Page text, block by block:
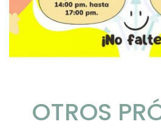
OTROS